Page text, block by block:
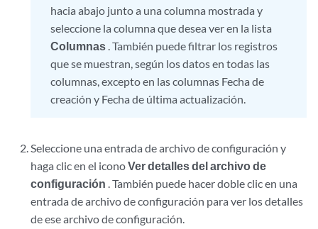
hacia abajo junto a una columna mostrada y
seleccione la columna que desea ver en la lista
Columnas . También puede filtrar los registros
que se muestran, según los datos en todas las
columnas, excepto en las columnas Fecha de
creación y Fecha de última actualización.
Seleccione una entrada de archivo de configuración y
haga clic en el iconoVer detalles del archivo de
configuración . También puede hacer doble clic en una
entrada de archivo de configuración para ver los detalles
de ese archivo de configuración.